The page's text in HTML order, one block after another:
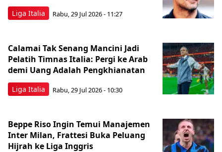
Liga Italia Rabu, 29 Jul 2026 - 11:27
Liga Italia
Calamai Tak Senang Mancini Jadi
Pelatih Timnas Italia: Pergi ke Arab
demi Uang Adalah Pengkhianatan
Rabu, 29 Jul 2026 - 10:30
Beppe Riso Ingin Temui Manajemen
Inter Milan, Frattesi Buka Peluang
Hijrah ke Liga Inggris